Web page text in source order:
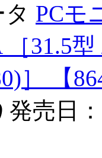
PCモ
［31.5
］ 【
発売日